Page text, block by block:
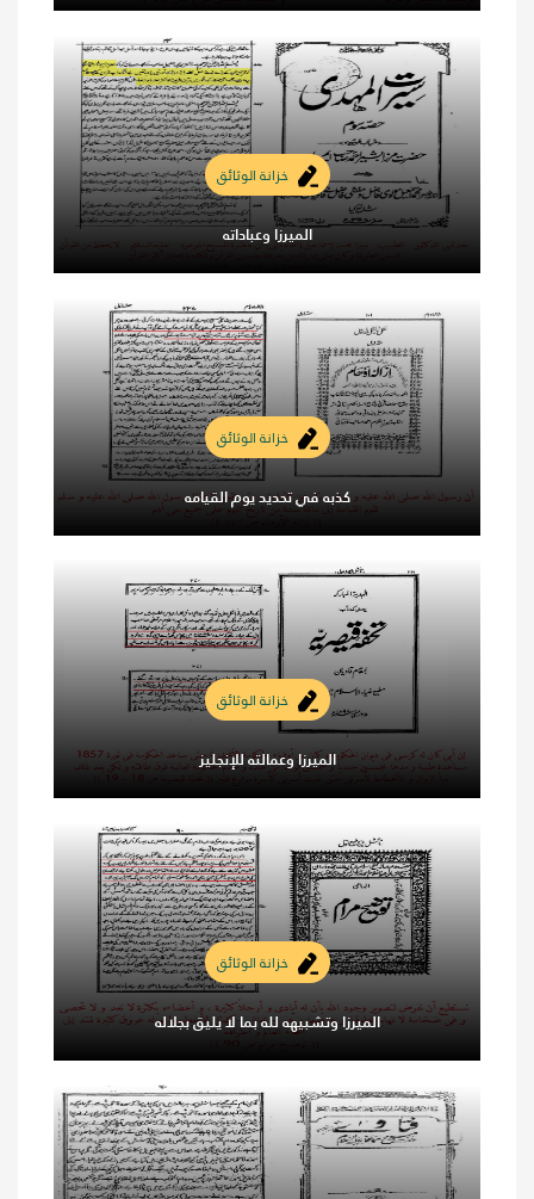
خزانة الوثائق
الميرزا وعباداته
خزانة الوثائق
كذبه في تحديد يوم القيامه
خزانة الوثائق
الميرزا وعمالته للإنجليز
خزانة الوثائق
الميرزا وتشبيهه لله بما لا يليق بجلاله